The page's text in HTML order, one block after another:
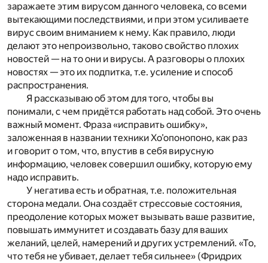
заражаете этим вирусом данного человека, со всеми
вытекающими последствиями, и при этом усиливаете
вирус своим вниманием к нему. Как правило, люди
делают это непроизвольно, таково свойство плохих
новостей — на то они и вирусы. А разговоры о плохих
новостях — это их подпитка, т.е. усиление и способ
распространения.
Я рассказываю об этом для того, чтобы вы
понимали, с чем придётся работать над собой. Это очень
важный момент. Фраза «исправить ошибку»,
заложенная в названии техники Хо’опонопоно, как раз
и говорит о том, что, впустив в себя вирусную
информацию, человек совершил ошибку, которую ему
надо исправить.
У негатива есть и обратная, т.е. положительная
сторона медали. Она создаёт стрессовые состояния,
преодоление которых может вызывать ваше развитие,
повышать иммунитет и создавать базу для ваших
желаний, целей, намерений и других устремлений. «То,
что тебя не убивает, делает тебя сильнее» (Фридрих